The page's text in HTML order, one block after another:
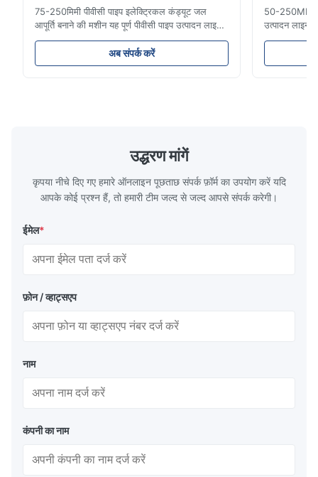
75-250मिमी पीवीसी पाइप इलेक्ट्रिकल कंड्यूट जल
आपूर्ति बनाने की मशीन यह पूर्ण पीवीसी पाइप उत्पादन लाइन
16 मिमी से 800 मिमी व्यास तक उच्च गुणवत्ता वाले पीवीसी/
यूपीवीसी पाइपों का निर्माण करती है। यह प्रणाली विभिन्न
व्यास और दीवार की मोटाई विनिर्देशों के साथ इलेक्ट्रिकल
अब संपर्क करें
50-250MM
उत्पादन लाइन
पाइप आमतौर
बढ़ने का
उद्धरण मांगें
कृपया नीचे दिए गए हमारे ऑनलाइन पूछताछ संपर्क फ़ॉर्म का उपयोग करें यदि
आपके कोई प्रश्न हैं, तो हमारी टीम जल्द से जल्द आपसे संपर्क करेगी।
ईमेल*
फ़ोन / व्हाट्सएप
नाम
कंपनी का नाम